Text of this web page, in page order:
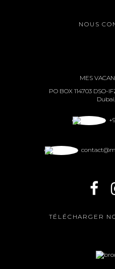
NOUS
MES
PO BOX 114703 DSO-
TÉLÉCHARGER